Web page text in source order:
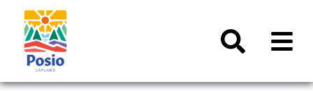
Siirry sisältöön
Kaupungin
logo
AVAA